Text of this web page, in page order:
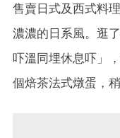
售賣日式及西式料
濃濃的日系風。逛
吓溫同埋休息吓」
個焙茶法式燉蛋，